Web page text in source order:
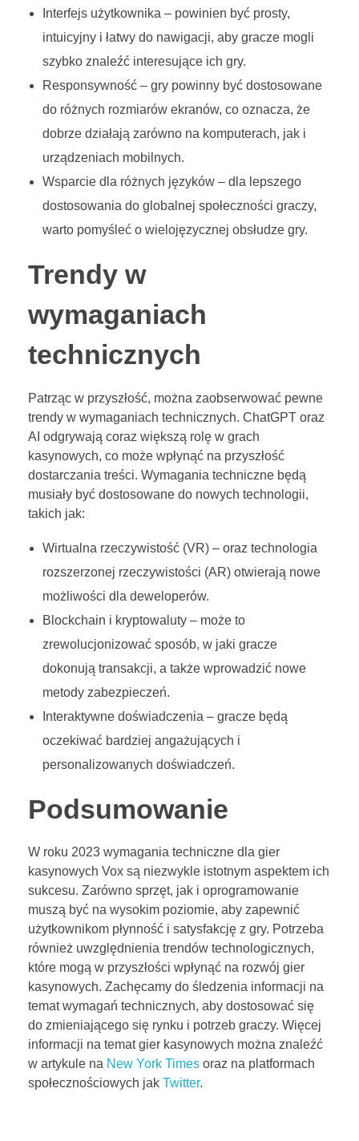
Interfejs użytkownika – powinien być prosty,
intuicyjny i łatwy do nawigacji, aby gracze mogli
szybko znaleźć interesujące ich gry.
Responsywność – gry powinny być dostosowane
do różnych rozmiarów ekranów, co oznacza, że
dobrze działają zarówno na komputerach, jak i
urządzeniach mobilnych.
Wsparcie dla różnych języków – dla lepszego
dostosowania do globalnej społeczności graczy,
warto pomyśleć o wielojęzycznej obsłudze gry.
Trendy w
wymaganiach
technicznych
Patrząc w przyszłość, można zaobserwować pewne
trendy w wymaganiach technicznych. ChatGPT oraz
AI odgrywają coraz większą rolę w grach
kasynowych, co może wpłynąć na przyszłość
dostarczania treści. Wymagania techniczne będą
musiały być dostosowane do nowych technologii,
takich jak:
Wirtualna rzeczywistość (VR) – oraz technologia
rozszerzonej rzeczywistości (AR) otwierają nowe
możliwości dla deweloperów.
Blockchain i kryptowaluty – może to
zrewolucjonizować sposób, w jaki gracze
dokonują transakcji, a także wprowadzić nowe
metody zabezpieczeń.
Interaktywne doświadczenia – gracze będą
oczekiwać bardziej angażujących i
personalizowanych doświadczeń.
Podsumowanie
W roku 2023 wymagania techniczne dla gier
kasynowych Vox są niezwykle istotnym aspektem ich
sukcesu. Zarówno sprzęt, jak i oprogramowanie
muszą być na wysokim poziomie, aby zapewnić
użytkownikom płynność i satysfakcję z gry. Potrzeba
również uwzględnienia trendów technologicznych,
które mogą w przyszłości wpłynąć na rozwój gier
kasynowych. Zachęcamy do śledzenia informacji na
temat wymagań technicznych, aby dostosować się
do zmieniającego się rynku i potrzeb graczy. Więcej
informacji na temat gier kasynowych można znaleźć
w artykule na New York Times oraz na platformach
społecznościowych jak Twitter.